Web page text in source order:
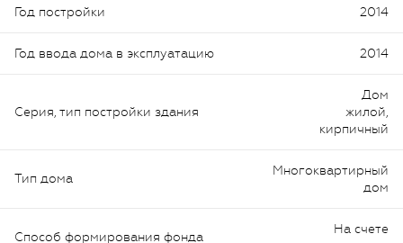
Год постройки 2014
Год ввода дома в эксплуатацию 2014
Серия, тип постройки здания
Дом
жилой,
кирпичный
Тип дома
Многоквартирный
дом
Способ формирования фонда
На счете